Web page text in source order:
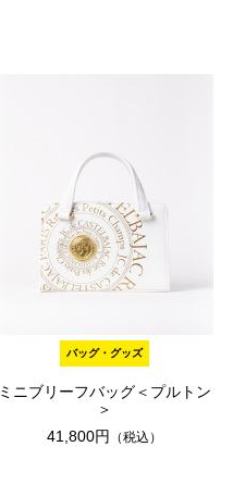
バッグ・グッズ
ミニブリーフバッグ＜プルトン
＞
41,800円
（税込）